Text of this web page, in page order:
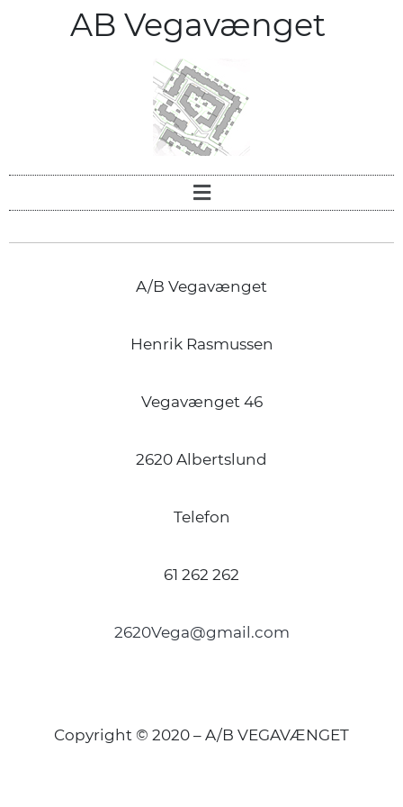
AB Vegavænget
A/B Vegavænget
Henrik Rasmussen
Vegavænget 46
2620 Albertslund
Telefon
61 262 262
2620Vega@gmail.com
Copyright © 2020 – A/B VEGAVÆNGET